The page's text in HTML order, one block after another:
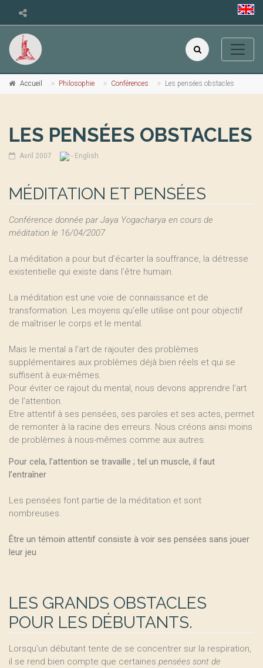
Accueil Philosophie Conférences Les pensées obstacles
LES PENSÉES OBSTACLES
Avril 2007 - English
MÉDITATION ET PENSÉES
Conférence donnée par Jaya Yogacharya en cours de
méditation le 16/04/2007
La méditation a pour but d’écarter la souffrance, la détresse
existentielle qui existe dans l’être humain.
La méditation est une voie de connaissance et de
transformation. Les moyens qu’elle utilise ont pour objectif
de maîtriser le corps et le mental.
Mais le mental a l’art de rajouter des problèmes
supplémentaires aux problèmes déjà bien réels et qui se
suffisent à eux-mêmes.
Pour éviter ce rajout du mental, nous devons apprendre l’art
de l’attention.
Etre attentif à ses pensées, ses paroles et ses actes, permet
de remonter à la racine des erreurs. Nous créons ainsi moins
de problèmes à nous-mêmes comme aux autres.
Pour cela, l’attention se travaille ; tel un muscle, il faut
l’entraîner
Les pensées font partie de la méditation et sont
nombreuses.
Être un témoin attentif consiste à voir ses pensées sans jouer
leur jeu
LES GRANDS OBSTACLES
POUR LES DÉBUTANTS.
Lorsqu’un débutant tente de se concentrer sur la respiration,
il se rend bien compte que certaines pensées sont de